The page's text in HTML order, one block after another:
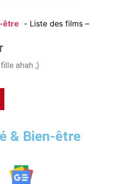
être Liste des films –
ahah ;)
& Bien-être